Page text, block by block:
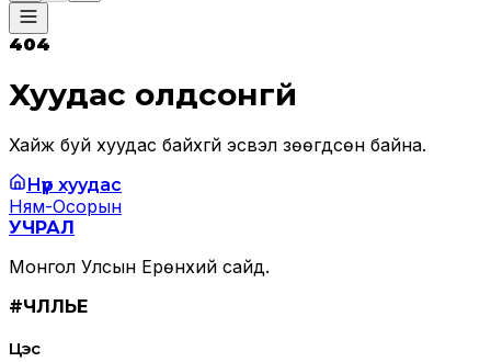
404
Хуудас олдсонгүй
Хайж буй хуудас байхгүй эсвэл зөөгдсөн байна.
Нүүр хуудас
Ням-Осорын
УЧРАЛ
Монгол Улсын Ерөнхий сайд.
#ЧӨЛӨӨЛЬЕ
Цэс